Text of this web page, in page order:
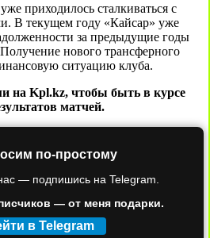
приходилось сталкиваться с
В текущем году «Кайсар» уже
за предыдущие годы
нового трансферного
ситуацию клуба.
на Kpl.kz, чтобы быть в курсе
матчей.
по-простому
— подпишись на Telegram.
— от меня подарки.
в Telegram